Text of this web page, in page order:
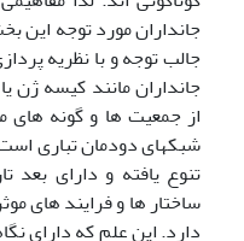
جانداران مورد توجه
جالب توجه و با نظریه
جانداران مانند کیسه ژن
از جمعیت ها و گونه
شبکه‍ای دودمان تباری
تنوع یافته و دارای
ساختار ها و فرایند های